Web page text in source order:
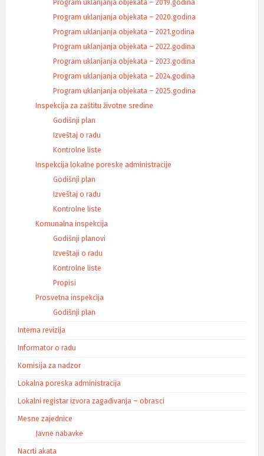
Program uklanjanja objekata – 2019.godina
Program uklanjanja objekata – 2020.godina
Program uklanjanja objekata – 2021.godina
Program uklanjanja objekata – 2022.godina
Program uklanjanja objekata – 2023.godina
Program uklanjanja objekata – 2024.godina
Program uklanjanja objekata – 2025.godina
Inspekcija za zaštitu životne sredine
Godišnji plan
Izveštaj o radu
Kontrolne liste
Inspekcija lokalne poreske administracije
Godišnji plan
Izveštaj o radu
Kontrolne liste
Komunalna inspekcija
Godišnji planovi
Izveštaji o radu
Kontrolne liste
Propisi
Prosvetna inspekcija
Godišnji plan
Interna revizija
Informator o radu
Komisija za nadzor
Lokalna poreska administracija
Lokalni registar izvora zagađivanja – obrasci
Mesne zajednice
Javne nabavke
Nacrti akata